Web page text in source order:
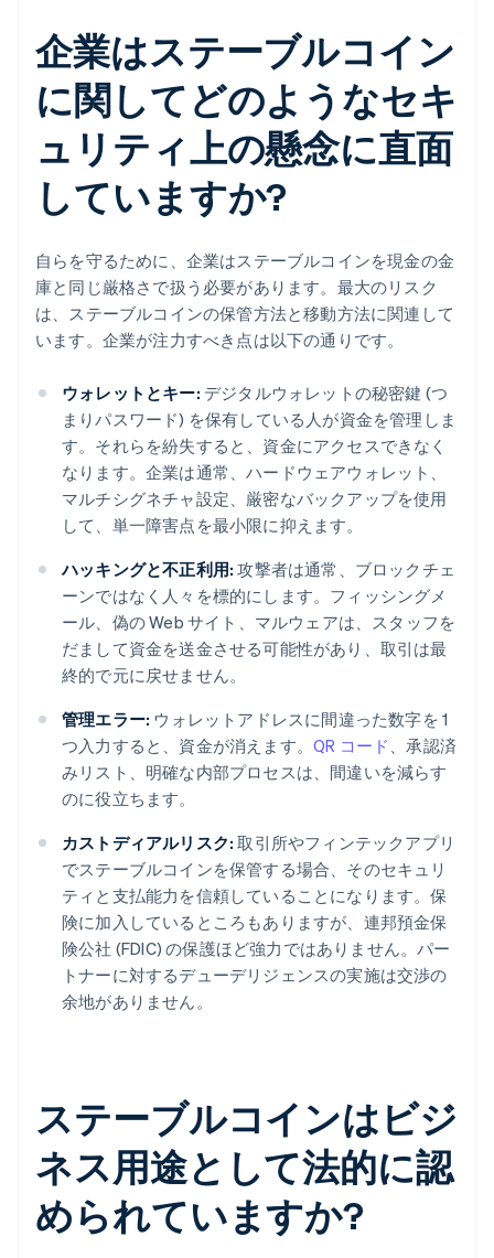
企業はステーブルコイン
に関してどのようなセキ
ュリティ上の懸念に直面
していますか?
自らを守るために、企業はステーブルコインを現金の金
庫と同じ厳格さで扱う必要があります。最大のリスク
は、ステーブルコインの保管方法と移動方法に関連して
います。企業が注力すべき点は以下の通りです。
ウォレットとキー: デジタルウォレットの秘密鍵 (つ
まりパスワード) を保有している人が資金を管理しま
す。それらを紛失すると、資金にアクセスできなく
なります。企業は通常、ハードウェアウォレット、
マルチシグネチャ設定、厳密なバックアップを使用
して、単一障害点を最小限に抑えます。
ハッキングと不正利用: 攻撃者は通常、ブロックチェ
ーンではなく人々を標的にします。フィッシングメ
ール、偽の Web サイト、マルウェアは、スタッフを
だまして資金を送金させる可能性があり、取引は最
終的で元に戻せません。
管理エラー: ウォレットアドレスに間違った数字を 1
つ入力すると、資金が消えます。 QR コード 、承認済
みリスト、明確な内部プロセスは、間違いを減らす
のに役立ちます。
カストディアルリスク: 取引所やフィンテックアプリ
でステーブルコインを保管する場合、そのセキュリ
ティと支払能力を信頼していることになります。保
険に加入しているところもありますが、連邦預金保
険公社 (FDIC) の保護ほど強力ではありません。パー
トナーに対するデューデリジェンスの実施は交渉の
余地がありません。
ステーブルコインはビジ
ネス用途として法的に認
められていますか?